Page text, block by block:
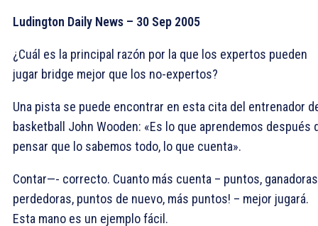
Ludington Daily News – 30 Sep 2005
¿Cuál es la principal razón por la que los expertos pueden
jugar bridge mejor que los no-expertos?
Una pista se puede encontrar en esta cita del entrenador
basketball John Wooden: «Es lo que aprendemos después
pensar que lo sabemos todo, lo que cuenta».
Contar—- correcto. Cuanto más cuenta – puntos,
perdedoras, puntos de nuevo, más puntos! – mejor jugará.
Esta mano es un ejemplo fácil.